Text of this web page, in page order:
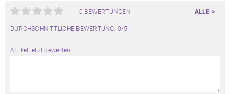
0 BEWERTUNGEN ALLE >
DURCHSCHNITTLICHE BEWERTUNG: 0/5
Artikel jetzt bewerten